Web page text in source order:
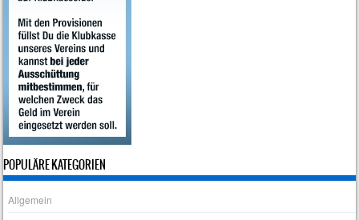
POPULÄRE KATEGORIEN
Allgemein